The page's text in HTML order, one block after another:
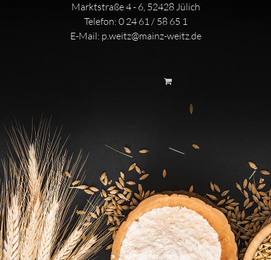
Marktstraße 4 - 6, 52428 Jülich
Telefon: 0 24 61 / 58 65 1
E-Mail: p.weitz@mainz-weitz.de